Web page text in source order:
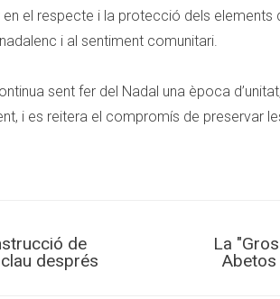
en el respecte i la protecció dels elements
i al sentiment comunitari.
sent fer del Nadal una època
i es reitera el compromís de preservar
de
després
La
Abetos